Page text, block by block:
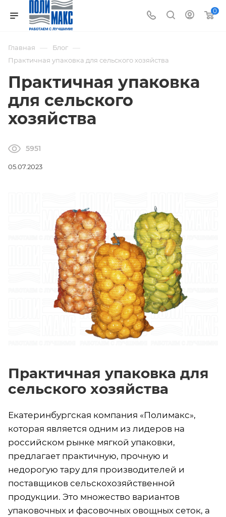
0
Главная — Блог —
Практичная упаковка для сельского хозяйства
Практичная упаковка
для сельского
хозяйства
5951
05.07.2023
Практичная упаковка для
сельского хозяйства
Екатеринбургская компания «Полимакс»,
которая является одним из лидеров на
российском рынке мягкой упаковки,
предлагает практичную, прочную и
недорогую тару для производителей и
поставщиков сельскохозяйственной
продукции. Это множество вариантов
упаковочных и фасовочных овощных сеток, а